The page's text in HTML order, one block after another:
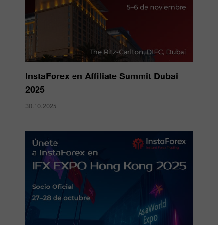
InstaForex en Affiliate Summit Dubai
2025
30.10.2025